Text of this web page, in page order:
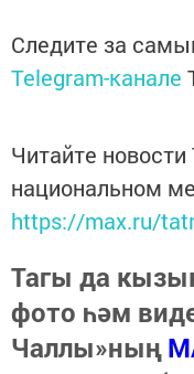
Следите за
Telegram-канале
Читайте новости
национальном
https://max.ru/
Тагы да
фото һәм
Чаллы»ның